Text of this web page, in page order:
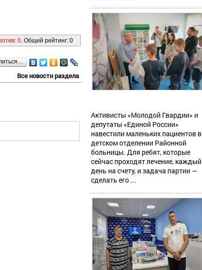
0. Общий рейтинг: 0
Все новости раздела
Активисты «Молодой Гвардии» и
депутаты «Единой России»
навестили маленьких пациентов в
детском отделении Районной
больницы. Для ребят, которые
сейчас проходят лечение, каждый
день на счету, и задача партии —
сделать его ...